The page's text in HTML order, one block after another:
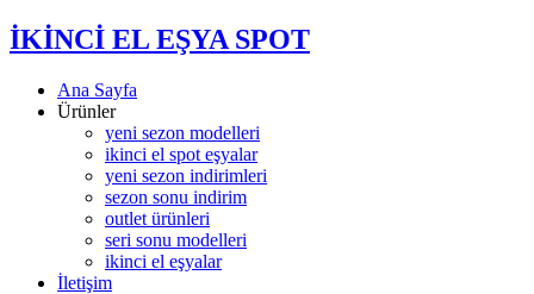
İKİNCİ EL EŞYA SPOT
Ana Sayfa
Ürünler
yeni sezon modelleri
ikinci el spot eşyalar
yeni sezon indirimleri
sezon sonu indirim
outlet ürünleri
seri sonu modelleri
ikinci el eşyalar
İletişim